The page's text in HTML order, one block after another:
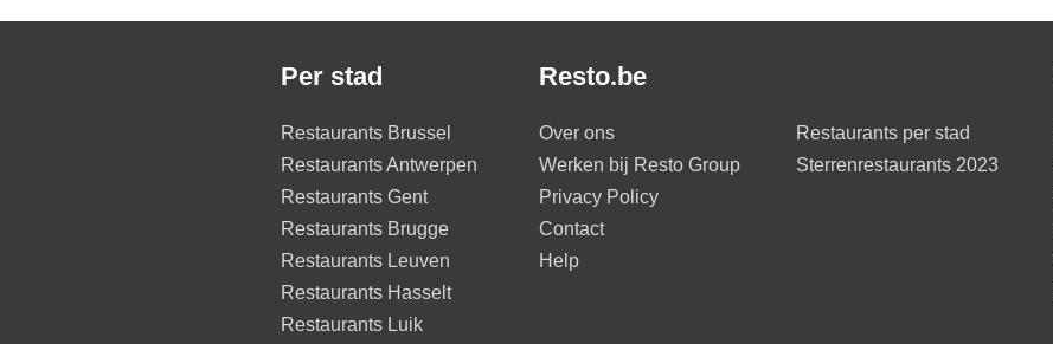
Per stad
Restaurants Brussel
Restaurants Antwerpen
Restaurants Gent
Restaurants Brugge
Restaurants Leuven
Restaurants Hasselt
Restaurants Luik
Resto.be
Over ons
Werken bij Resto Group
Privacy Policy
Contact
Help
Restaurants per stad
Sterrenrestaurants 2023